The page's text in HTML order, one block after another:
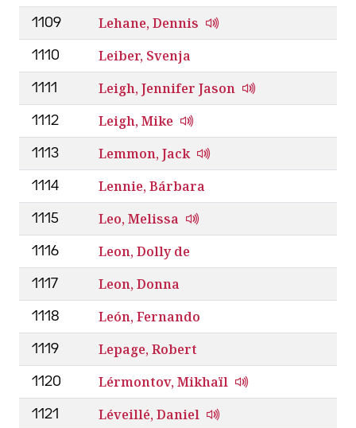
1109 Lehane, Dennis
1110 Leiber, Svenja
1111 Leigh, Jennifer Jason
1112 Leigh, Mike
1113 Lemmon, Jack
1114 Lennie, Bárbara
1115 Leo, Melissa
1116 Leon, Dolly de
1117 Leon, Donna
1118 León, Fernando
1119 Lepage, Robert
1120 Lérmontov, Mikhaïl
1121 Léveillé, Daniel